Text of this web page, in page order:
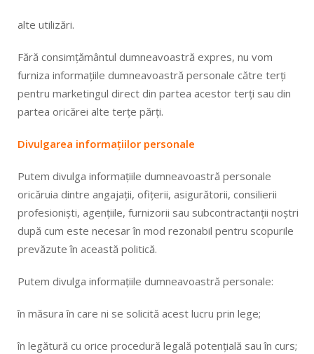
alte utilizări.
Fără consimțământul dumneavoastră expres, nu vom
furniza informațiile dumneavoastră personale către terți
pentru marketingul direct din partea acestor terți sau din
partea oricărei alte terțe părți.
Divulgarea informațiilor personale
Putem divulga informațiile dumneavoastră personale
oricăruia dintre angajații, ofițerii, asigurătorii, consilierii
profesioniști, agențiile, furnizorii sau subcontractanții noștri
după cum este necesar în mod rezonabil pentru scopurile
prevăzute în această politică.
Putem divulga informațiile dumneavoastră personale:
în măsura în care ni se solicită acest lucru prin lege;
în legătură cu orice procedură legală potențială sau în curs;